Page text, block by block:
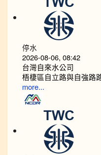
停水
2026-08-06, 08:42
台灣自來水公司
梧棲區自立路與自強路
more...